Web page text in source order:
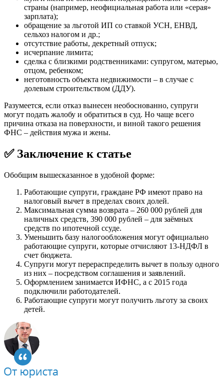
страны (например, неофициальная работа или «серая»
зарплата);
обращение за льготой ИП со ставкой УСН, ЕНВД,
сельхоз налогом и др.;
отсутствие работы, декретный отпуск;
исчерпание лимита;
сделка с близкими родственниками: супругом, матерью,
отцом, ребенком;
неготовность объекта недвижимости – в случае с
долевым строительством (ДДУ).
Разумеется, если отказ вынесен необоснованно, супруги
могут подать жалобу и обратиться в суд. Но чаще всего
причина отказа на поверхности, и виной такого решения
ФНС – действия мужа и жены.
✅ Заключение к статье
Обобщим вышесказанное в удобной форме:
Работающие супруги, граждане РФ имеют право на
налоговый вычет в пределах своих долей.
Максимальная сумма возврата – 260 000 рублей для
наличных средств, 390 000 рублей – для заёмных
средств по ипотечной ссуде.
Уменьшить базу налогообложения могут официально
работающие супруги, которые отчисляют 13-НДФЛ в
счет бюджета.
Супруги могут перераспределить вычет в пользу одного
из них – посредством соглашения и заявлений.
Оформлением занимается ИФНС, а с 2015 года
подключили работодателей.
Работающие супруги могут получить льготу за своих
детей.